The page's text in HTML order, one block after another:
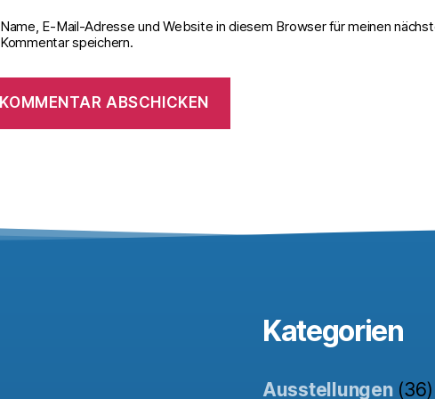
Name, E-Mail-Adresse und Website in diesem Browser für meinen
Kommentar speichern.
Kategorien
Ausstellungen(36)